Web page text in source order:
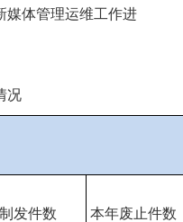
媒体管理运维工作进
况
发件数 本年废止件数